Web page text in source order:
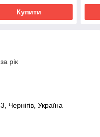
Купити
рік
Чернігів, Україна